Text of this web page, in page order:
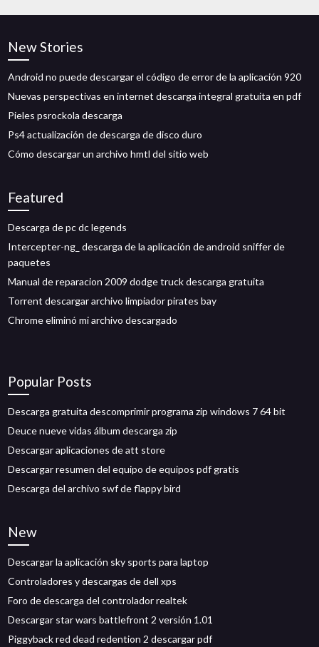
New Stories
Android no puede descargar el código de error de la aplicación 920
Nuevas perspectivas en internet descarga integral gratuita en pdf
Pieles psrockola descarga
Ps4 actualización de descarga de disco duro
Cómo descargar un archivo hmtl del sitio web
Featured
Descarga de pc dc legends
Intercepter-ng_ descarga de la aplicación de android sniffer de
paquetes
Manual de reparacion 2009 dodge truck descarga gratuita
Torrent descargar archivo limpiador pirates bay
Chrome eliminó mi archivo descargado
Popular Posts
Descarga gratuita descomprimir programa zip windows 7 64 bit
Deuce nueve vidas álbum descarga zip
Descargar aplicaciones de att store
Descargar resumen del equipo de equipos pdf gratis
Descarga del archivo swf de flappy bird
New
Descargar la aplicación sky sports para laptop
Controladores y descargas de dell xps
Foro de descarga del controlador realtek
Descargar star wars battlefront 2 versión 1.01
Piggyback red dead redention 2 descargar pdf